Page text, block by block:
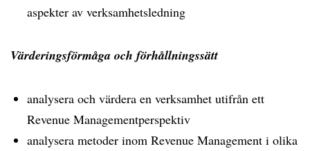
aspekter av verksamhetsledning
Värderingsförmåga och förhållningssätt
analysera och värdera en verksamhet utifrån ett
Revenue Managementperspektiv
analysera metoder inom Revenue Management i olika